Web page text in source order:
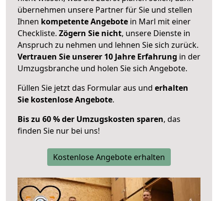
übernehmen unsere Partner für Sie und stellen
Ihnen kompetente Angebote in Marl mit einer
Checkliste. Zögern Sie nicht, unsere Dienste in
Anspruch zu nehmen und lehnen Sie sich zurück.
Vertrauen Sie unserer 10 Jahre Erfahrung in der
Umzugsbranche und holen Sie sich Angebote.
Füllen Sie jetzt das Formular aus und erhalten
Sie kostenlose Angebote.
Bis zu 60 % der Umzugskosten sparen, das
finden Sie nur bei uns!
Kostenlose Angebote erhalten